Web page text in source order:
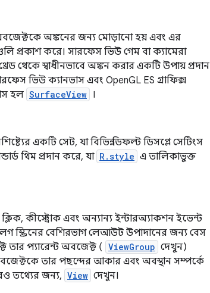
অঙ্কনের জন্য মোড়ানো হয় এবং এর
প্রকাশ করে। সারফেস ভিউ গেম বা ক্যামেরা
থেকে স্বাধীনভাবে অঙ্কন করার একটি উপায় প্রদান
ভিউ ক্যানভাস এবং OpenGL ES গ্রাফিক্স
হল SurfaceView ।
একটি সেট, যা বিভিন্ন ডিফল্ট ডিসপ্লে সেটিংস
থিম প্রদান করে, যা R.style এ তালিকাভুক্ত
কীস্ট্রোক এবং অন্যান্য ইন্টারঅ্যাকশন ইভেন্ট
স্ক্রিনের বেশিরভাগ লেআউট উপাদানের জন্য বেস
তার প্যারেন্ট অবজেক্ট ( ViewGroup দেখুন)
তার পছন্দের আকার এবং অবস্থান সম্পর্কে
তথ্যের জন্য, View দেখুন।